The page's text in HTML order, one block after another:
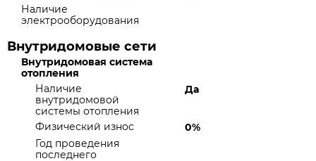
Наличие
электрооборудования
Внутридомовые сети
Внутридомовая система
отопления
Наличие
внутридомовой
системы отопления
Да
Физический износ
0%
Год проведения
последнего